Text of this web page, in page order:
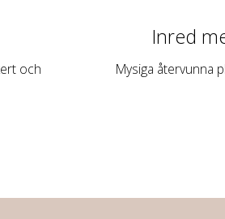
och
Inred
Mysiga återvunna